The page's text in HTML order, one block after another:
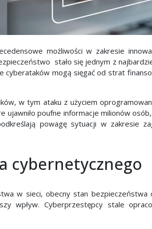
możliwości w zakresie
stało się jednym z
cyberataków mogą sięgać od strat
w tym ataku z użyciem
ujawniło poufne informacje milionów
powagę sytuacji w zakresie
cybernetycznego
w sieci, obecny stan
wpływ. Cyberprzestępcy stale